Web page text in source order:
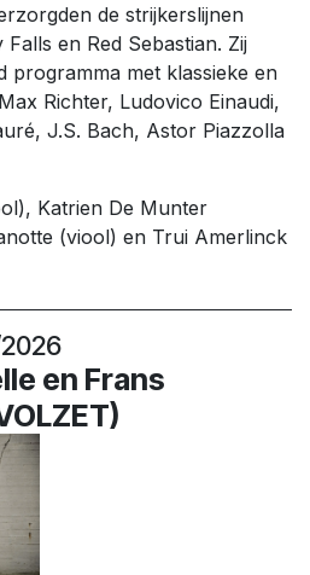
de strijkerslijnen
en Red Sebastian. Zij
programma met klassieke en
Richter, Ludovico Einaudi,
J.S. Bach, Astor Piazzolla
Katrien De Munter
(viool) en Trui Amerlinck
en Frans